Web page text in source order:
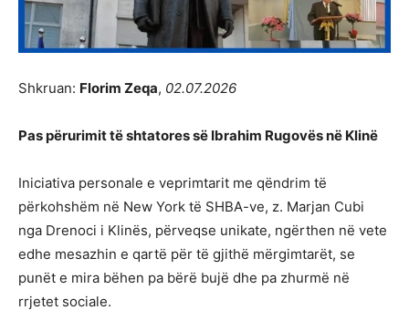
Shkruan: Florim Zeqa, 02.07.2026
Pas përurimit të shtatores së Ibrahim Rugovës në Klinë
Iniciativa personale e veprimtarit me qëndrim të
përkohshëm në New York të SHBA-ve, z. Marjan Cubi
nga Drenoci i Klinës, përveqse unikate, ngërthen në vete
edhe mesazhin e qartë për të gjithë mërgimtarët, se
punët e mira bëhen pa bërë bujë dhe pa zhurmë në
rrjetet sociale.